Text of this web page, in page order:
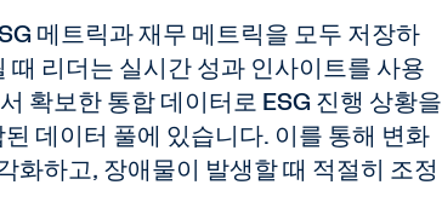
메트릭과 재무 메트릭을 모두 저장하
리더는 실시간 성과 인사이트를 사용
확보한 통합 데이터로 ESG 진행 상황을
데이터 풀에 있습니다. 이를 통해 변화
화하고, 장애물이 발생할 때 적절히 조정